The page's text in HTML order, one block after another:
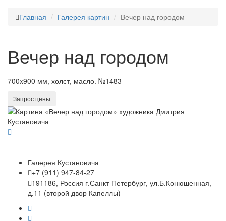
Главная Галерея картин Вечер над городом
Вечер над городом
700x900 мм, холст, масло. №1483
Запрос цены
Галерея Кустановича
+7 (911) 947-84-27
191186, Россия г.Санкт-Петербург, ул.Б.Конюшенная,
д.11 (второй двор Капеллы)